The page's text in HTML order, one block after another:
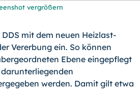
vergrößern
mit dem neuen Heizlast-
Vererbung ein. So können
Ebene eingepflegt
werden. Damit gilt etwa